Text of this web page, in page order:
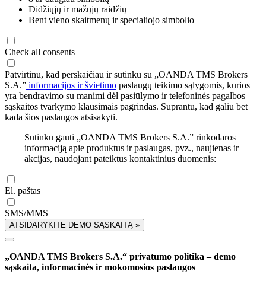
Didžiųjų ir mažųjų raidžių
Bent vieno skaitmenų ir specialiojo simbolio
Check all consents
Patvirtinu, kad perskaičiau ir sutinku su „OANDA TMS Brokers
S.A.” informacijos ir švietimo paslaugų teikimo sąlygomis, kurios
yra bendravimo su manimi dėl pasiūlymo ir telefoninės pagalbos
sąskaitos tvarkymo klausimais pagrindas. Suprantu, kad galiu bet
kada šios paslaugos atsisakyti.
Sutinku gauti „OANDA TMS Brokers S.A.” rinkodaros
informaciją apie produktus ir paslaugas, pvz., naujienas ir
akcijas, naudojant pateiktus kontaktinius duomenis:
El. paštas
SMS/MMS
ATSIDARYKITE DEMO SĄSKAITĄ »
„OANDA TMS Brokers S.A.“ privatumo politika – demo
sąskaita, informacinės ir mokomosios paslaugos